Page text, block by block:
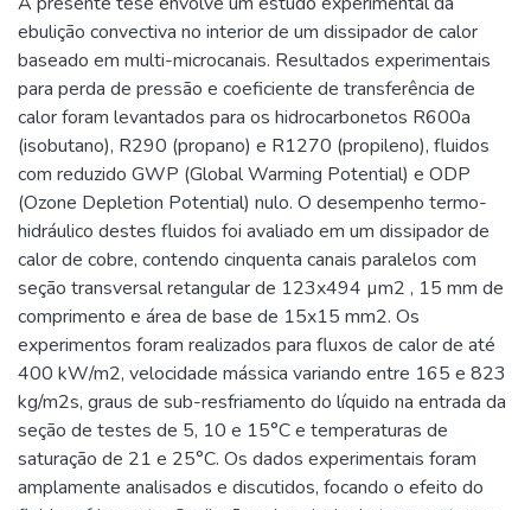
ebulição convectiva no interior de um dissipador de calor
baseado em multi-microcanais. Resultados experimentais
para perda de pressão e coeficiente de transferência de
calor foram levantados para os hidrocarbonetos R600a
(isobutano), R290 (propano) e R1270 (propileno), fluidos
com reduzido GWP (Global Warming Potential) e ODP
(Ozone Depletion Potential) nulo. O desempenho termo-
hidráulico destes fluidos foi avaliado em um dissipador de
calor de cobre, contendo cinquenta canais paralelos com
seção transversal retangular de 123x494 µm2 , 15 mm de
comprimento e área de base de 15x15 mm2. Os
experimentos foram realizados para fluxos de calor de até
400 kW/m2, velocidade mássica variando entre 165 e 823
kg/m2s, graus de sub-resfriamento do líquido na entrada da
seção de testes de 5, 10 e 15°C e temperaturas de
saturação de 21 e 25°C. Os dados experimentais foram
amplamente analisados e discutidos, focando o efeito do